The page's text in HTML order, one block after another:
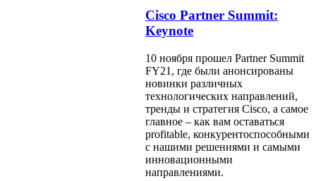
Cisco Partner Summit:
Keynote
10 ноября прошел Partner Summit
FY21, где были анонсированы
новинки различных
технологических направлений,
тренды и стратегия Cisco, а самое
главное – как вам оставаться
profitable, конкурентоспособными
с нашими решениями и самыми
инновационными
направлениями.